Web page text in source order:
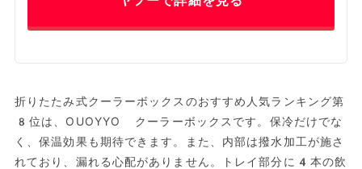
折りたたみ式クーラーボックスのおすすめ人気ランキング第
8位は、OUOYYO クーラーボックスです。保冷だけでな
く、保温効果も期待できます。また、内部は撥水加工が施さ
れており、漏れる心配がありません。トレイ部分に4本の飲